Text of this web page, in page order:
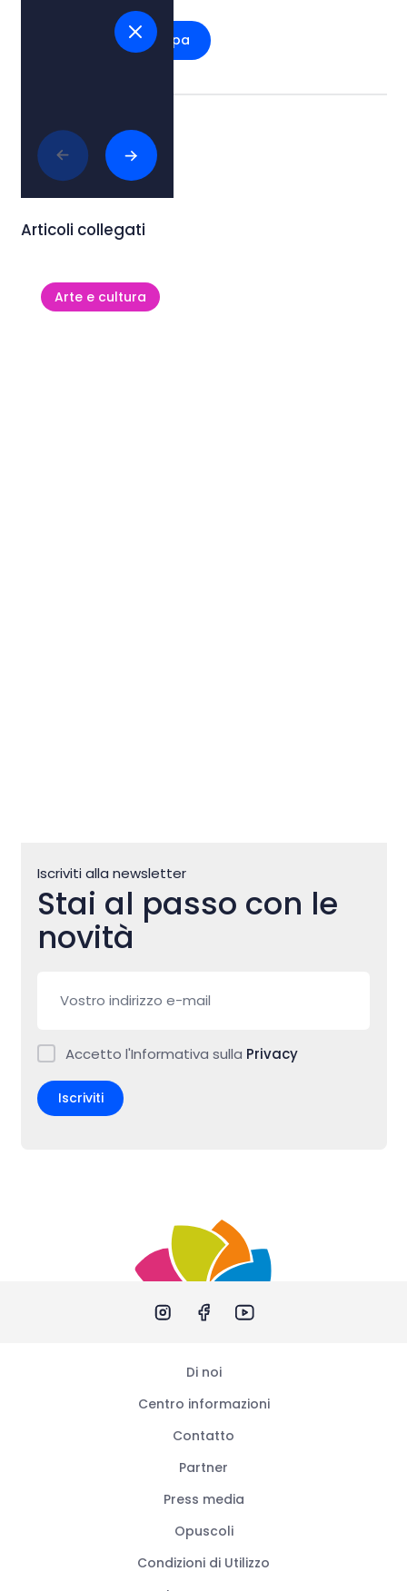
Vedi sulla mappa
Tags: #arte e cultura
Articoli collegati
Arte e cultura
Iscriviti alla newsletter
Stai al passo con le
novità
Accetto l'Informativa sulla Privacy
Iscriviti
Di noi
Centro informazioni
Contatto
Partner
Press media
Opuscoli
Condizioni di Utilizzo